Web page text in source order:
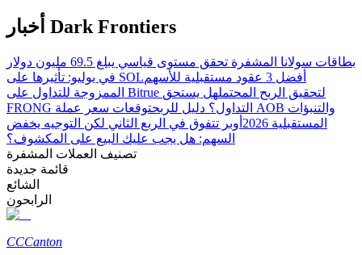
استراتيجيات التداول
أخبار Dark Frontiers
بطاقات سولانا المشفرة تحقق مستوى قياسي يبلغ 69.5 مليون دولار
في يوليو: تأثيرها على SOLأفضل 3 عقود مستقبلية للأسهم
الممزوجة للتداول على Bitrue لتحقيق الربح المحتملهل يستحق
FRONG التداول؟ دليل للربحتوقعات سعر عملة AOB والتنبؤات
المستقبلية 2026
أوبر تتفوق في الربع الثاني لكن التوجيه يخفض
السهم: هل يجب عليك البيع على المكشوف؟
تصنيف العملات المشفرة
قائمة جديدة
الشائع
الرابحون
CCCanton